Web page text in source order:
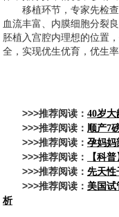
移植环节，专家先检
血流丰富、内膜细胞分裂
胚植入宫腔内理想的位置
全，实现优生优育，优生率
>>>推荐阅读： 40岁大
>>>推荐阅读： 顺产7
>>>推荐阅读： 孕妈妈
>>>推荐阅读： 【科
>>>推荐阅读： 先天性
>>>推荐阅读： 美国试
析